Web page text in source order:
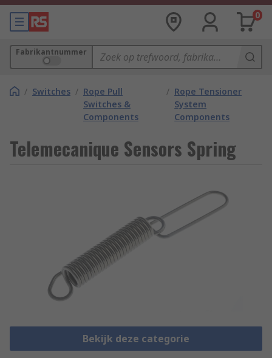
0
Fabrikantnummer
/ Switches / Rope Pull
Switches &
Components
/ Rope Tensioner
System
Components
Telemecanique Sensors Spring
Bekijk deze categorie